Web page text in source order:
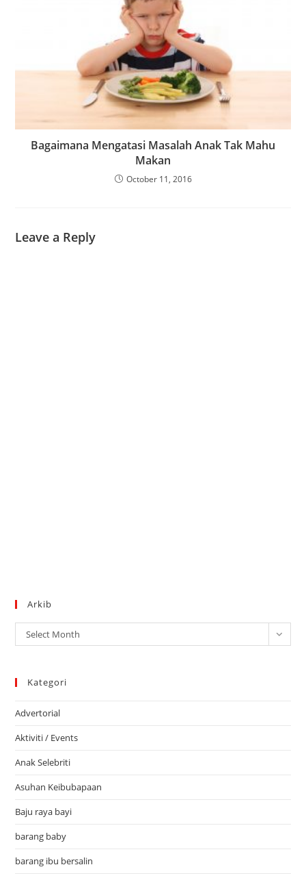
Bagaimana Mengatasi Masalah Anak Tak Mahu
Makan
October 11, 2016
Leave a Reply
Arkib
Arkib
Select Month
Kategori
Advertorial
Aktiviti / Events
Anak Selebriti
Asuhan Keibubapaan
Baju raya bayi
barang baby
barang ibu bersalin